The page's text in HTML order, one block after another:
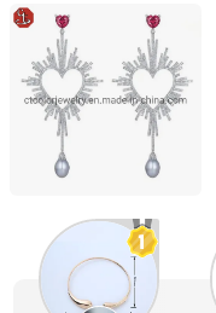
CT COLOR CO, LIMITED
Guangdong, China